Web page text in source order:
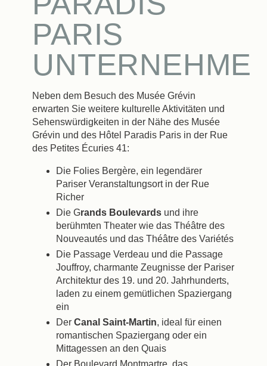
PARIS
Neben dem Besuch des Musée Grévin
erwarten Sie weitere kulturelle Aktivitäten und
Sehenswürdigkeiten in der Nähe des Musée
Grévin und des Hôtel Paradis Paris in der Rue
des Petites Écuries 41:
Die Folies Bergère, ein legendärer
Pariser Veranstaltungsort in der Rue
Richer
Die Grands Boulevards und ihre
berühmten Theater wie das Théâtre des
Nouveautés und das Théâtre des Variétés
Die Passage Verdeau und die Passage
Jouffroy, charmante Zeugnisse der Pariser
Architektur des 19. und 20. Jahrhunderts,
laden zu einem gemütlichen Spaziergang
ein
DerCanal Saint-Martin, ideal für einen
romantischen Spaziergang oder ein
Mittagessen an den Quais
Der Boulevard Montmartre, das